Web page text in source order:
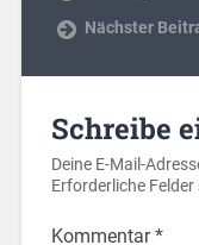
Nächster
Schreibe
Deine E-Mail-
Erforderliche
Kommentar*